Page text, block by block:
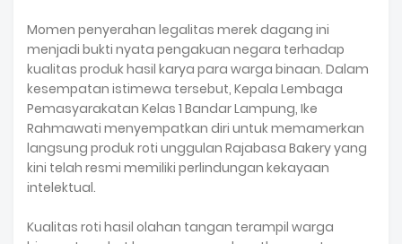
Momen penyerahan legalitas merek dagang ini
menjadi bukti nyata pengakuan negara terhadap
kualitas produk hasil karya para warga binaan. Dalam
kesempatan istimewa tersebut, Kepala Lembaga
Pemasyarakatan Kelas 1 Bandar Lampung, Ike
Rahmawati menyempatkan diri untuk memamerkan
langsung produk roti unggulan Rajabasa Bakery yang
kini telah resmi memiliki perlindungan kekayaan
intelektual.
Kualitas roti hasil olahan tangan terampil warga